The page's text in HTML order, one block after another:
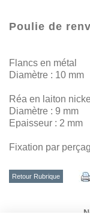
Poulie de
Flancs en métal
Diamètre : 10 mm
Réa en laiton
Diamètre : 9 mm
Epaisseur : 2 mm
Fixation par
Retour Rubrique